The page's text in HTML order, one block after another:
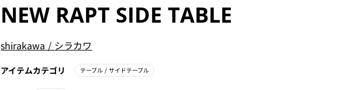
NEW RAPT SIDE TABLE
shirakawa / シラカワ
アイテムカテゴリ テーブル/ サイドテーブル